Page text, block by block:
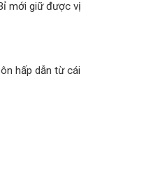
mới giữ được vị
hấp dẫn từ cái